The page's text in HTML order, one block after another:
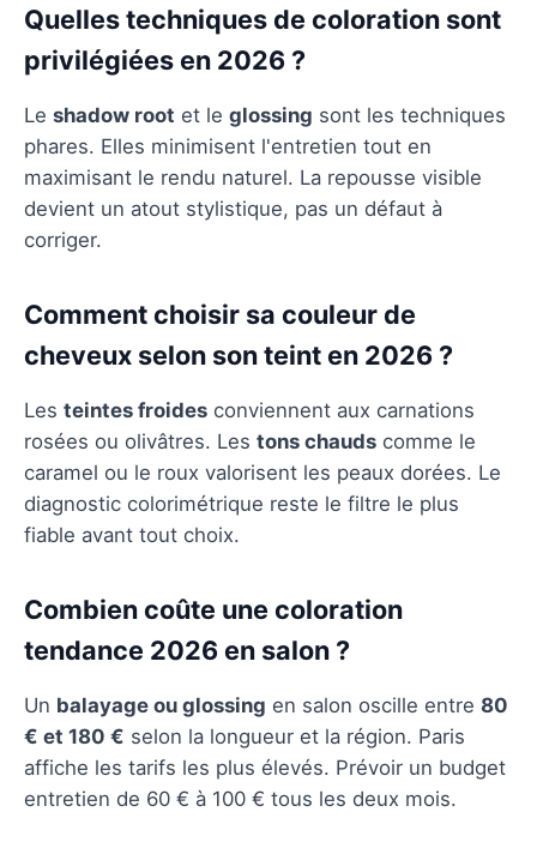
Quelles techniques de coloration sont
privilégiées en 2026 ?
Le shadow root et le glossing sont les techniques
phares. Elles minimisent l'entretien tout en
maximisant le rendu naturel. La repousse visible
devient un atout stylistique, pas un défaut à
corriger.
Comment choisir sa couleur de
cheveux selon son teint en 2026 ?
Les teintes froides conviennent aux carnations
rosées ou olivâtres. Les tons chauds comme le
caramel ou le roux valorisent les peaux dorées. Le
diagnostic colorimétrique reste le filtre le plus
fiable avant tout choix.
Combien coûte une coloration
tendance 2026 en salon ?
Un balayage ou glossing en salon oscille entre 80
€ et 180 € selon la longueur et la région. Paris
affiche les tarifs les plus élevés. Prévoir un budget
entretien de 60 € à 100 € tous les deux mois.